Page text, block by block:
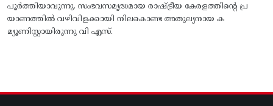
പൂർത്തിയാവുന്നു. സംഭവസമൃദ്ധമായ രാഷ്ട്രീയ കേരളത്തിന്റെ പ്ര
യാണത്തിൽ വഴിവിളക്കായി നിലകൊണ്ട അതുല്യനായ ക
മ്യൂണിസ്റ്റായിരുന്നു വി എസ്.